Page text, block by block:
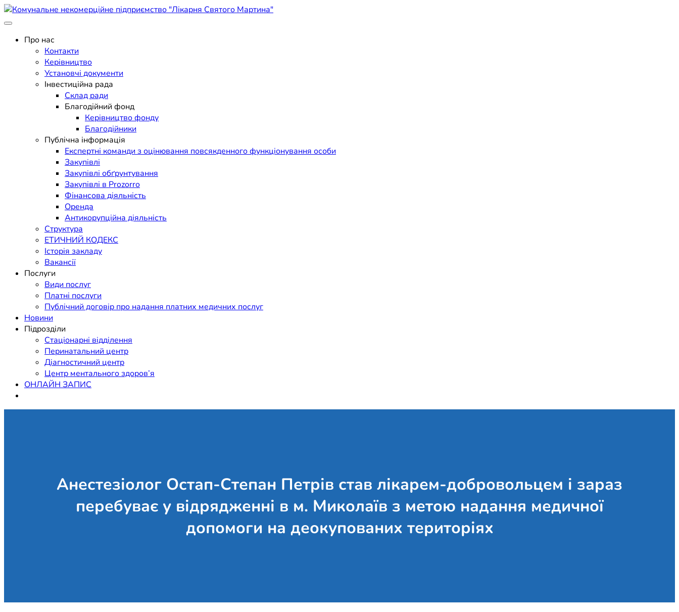
Skip
to
Комунальне некомерційне підприємство "Лікарня Святого Мартина"
Поліклініка Мукачево
Про нас
Контакти
Керівництво
Установчі документи
Інвестиційна рада
Склад ради
Благодійний фонд
Керівництво фонду
Благодійники
Публічна інформація
Експертні команди з оцінювання повсякденного функціонування особи
Закупівлі
Закупівлі обґрунтування
Закупівлі в Prozorro
Фінансова діяльність
Оренда
Антикорупційна діяльність
Структура
ЕТИЧНИЙ КОДЕКС
Історія закладу
Вакансії
Послуги
Види послуг
Платні послуги
Публічний договір про надання платних медичних послуг
Новини
Підрозділи
Стаціонарні відділення
Перинатальний центр
Діагностичний центр
Центр ментального здоров’я
ОНЛАЙН ЗАПИС
Анестезіолог Остап-Степан Петрів став лікарем-добровольцем і зараз
перебуває у відрядженні в м. Миколаїв з метою надання медичної
допомоги на деокупованих територіях